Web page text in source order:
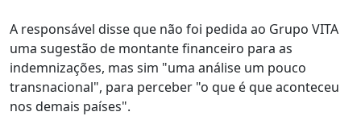
A responsável disse que não foi pedida ao Grupo VITA
uma sugestão de montante financeiro para as
indemnizações, mas sim "uma análise um pouco
transnacional", para perceber "o que é que aconteceu
nos demais países".